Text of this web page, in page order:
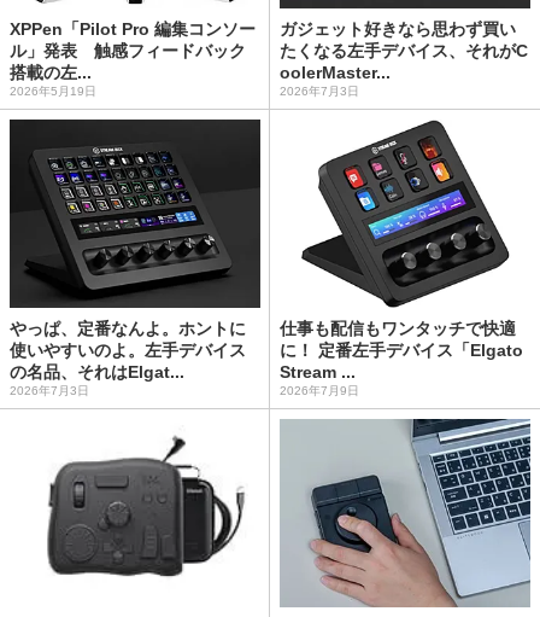
XPPen「Pilot Pro 編集コンソー
ル」発表 触感フィードバック
搭載の左...
2026年5月19日
ガジェット好きなら思わず買い
たくなる左手デバイス、それがC
oolerMaster...
2026年7月3日
やっぱ、定番なんよ。ホントに
使いやすいのよ。左手デバイス
の名品、それはElgat...
2026年7月3日
仕事も配信もワンタッチで快適
に！ 定番左手デバイス「Elgato
Stream ...
2026年7月9日